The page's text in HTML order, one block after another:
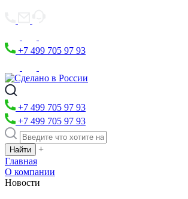
+7 499 705 97 93
+7 499 705 97 93
+7 499 705 97 93
+
Главная
О компании
Новости